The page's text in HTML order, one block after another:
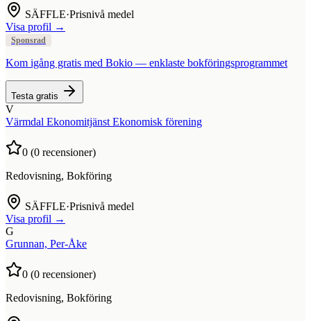
SÄFFLE·Prisnivå medel
Visa profil →
Sponsrad
Kom igång gratis med Bokio — enklaste bokföringsprogrammet
Testa gratis
V
Värmdal Ekonomitjänst Ekonomisk förening
0 (0 recensioner)
Redovisning, Bokföring
SÄFFLE·Prisnivå medel
Visa profil →
G
Grunnan, Per-Åke
0 (0 recensioner)
Redovisning, Bokföring